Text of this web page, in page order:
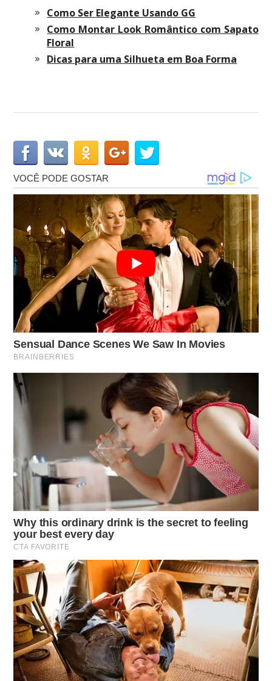
Como Ser Elegante Usando GG
Como Montar Look Romântico com Sapato
Floral
Dicas para uma Silhueta em Boa Forma